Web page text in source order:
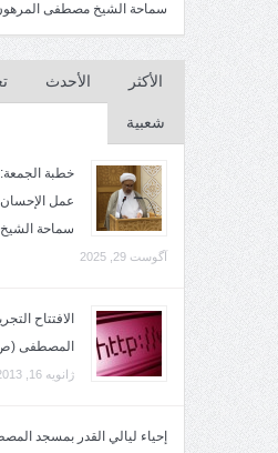
سماحة الشيخ مصطفى
الأكثر
شعبية
الأحدث
سماحة
آگوست 29, 2025
الافتتاح
المصطفى
ژانویه 16, 2013
إحياء ليالي القدر بمسجد